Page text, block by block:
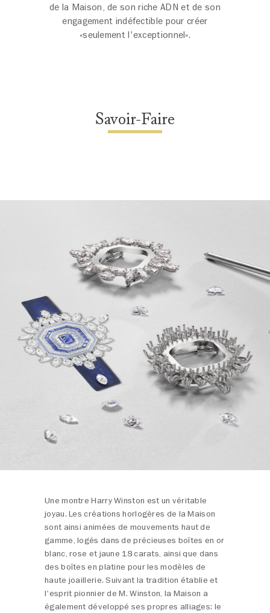
de la Maison, de son riche ADN et de son
engagement indéfectible pour créer
«seulement l'exceptionnel».
Savoir-Faire
Une montre Harry Winston est un véritable
joyau. Les créations horlogères de la Maison
sont ainsi animées de mouvements haut de
gamme, logés dans de précieuses boîtes en or
blanc, rose et jaune 18 carats, ainsi que dans
des boîtes en platine pour les modèles de
haute joaillerie. Suivant la tradition établie et
l'esprit pionnier de M. Winston, la Maison a
également développé ses propres alliages: le